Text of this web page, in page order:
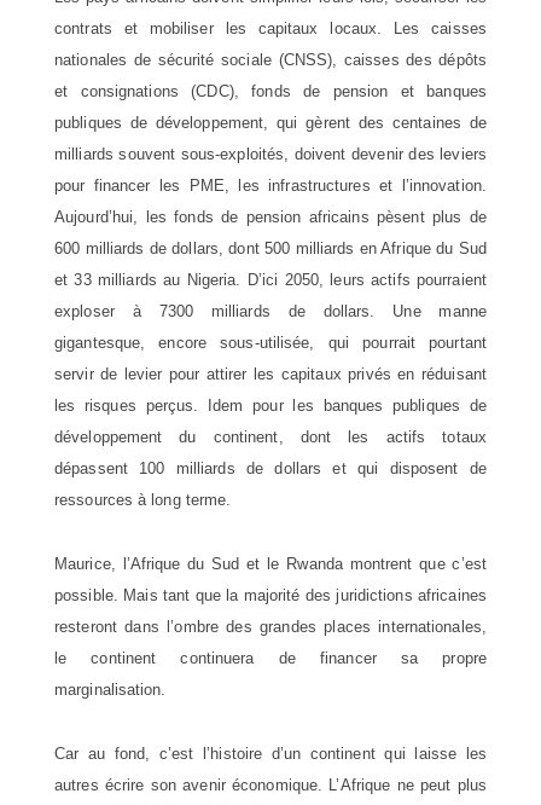
contrats et mobiliser les capitaux locaux. Les caisses
nationales de sécurité sociale (CNSS), caisses des dépôts
et consignations (CDC), fonds de pension et banques
publiques de développement, qui gèrent des centaines de
milliards souvent sous-exploités, doivent devenir des leviers
pour financer les PME, les infrastructures et l’innovation.
Aujourd’hui, les fonds de pension africains pèsent plus de
600 milliards de dollars, dont 500 milliards en Afrique du Sud
et 33 milliards au Nigeria. D’ici 2050, leurs actifs pourraient
exploser à 7300 milliards de dollars. Une manne
gigantesque, encore sous-utilisée, qui pourrait pourtant
servir de levier pour attirer les capitaux privés en réduisant
les risques perçus. Idem pour les banques publiques de
développement du continent, dont les actifs totaux
dépassent 100 milliards de dollars et qui disposent de
ressources à long terme.
Maurice, l’Afrique du Sud et le Rwanda montrent que c’est
possible. Mais tant que la majorité des juridictions africaines
resteront dans l’ombre des grandes places internationales,
le continent continuera de financer sa propre
marginalisation.
Car au fond, c’est l’histoire d’un continent qui laisse les
autres écrire son avenir économique. L’Afrique ne peut plus